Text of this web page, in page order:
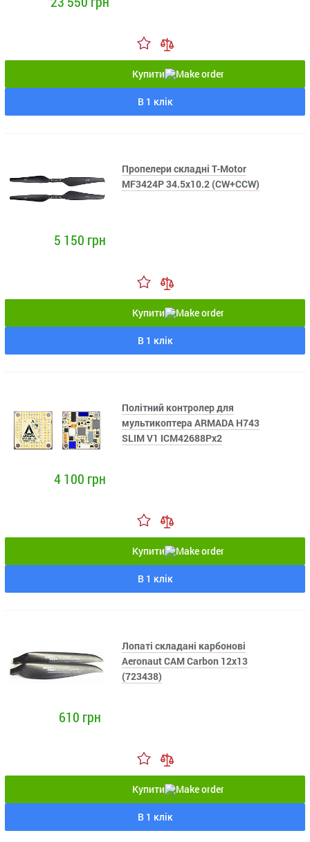
Купити
В 1 клік
Пропелери складні T-Motor
MF3424P 34.5x10.2 (CW+CCW)
5 150 грн
Купити
В 1 клік
Політний контролер для
мультикоптера ARMADA H743
SLIM V1 ICM42688Px2
4 100 грн
Купити
В 1 клік
Лопаті складані карбонові
Aeronaut CAM Carbon 12x13
(723438)
610 грн
Купити
В 1 клік